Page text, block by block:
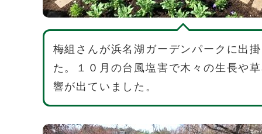
梅組さんが浜名湖ガーデンパークに出
た。１０月の台風塩害で木々の生長や
響が出ていました。